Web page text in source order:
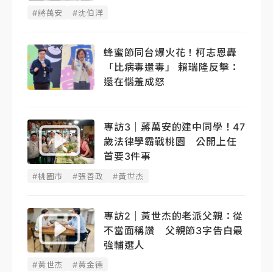
#蔣萬安 #沈伯洋
蜂蜜節同台爆火花！柯志恩轟
「比病毒還毒」 賴瑞隆反擊：
還在惱羞成怒
專訪3｜蔣萬安的建中同學！47
歲法律學霸戰桃園 公開上任
首要3件事
#桃園市 #張善政 #黃世杰
專訪2｜黃世杰的老派父親：從
不當面稱讚 父親節3字告白最
強輔選人
#黃世杰 #黃金德